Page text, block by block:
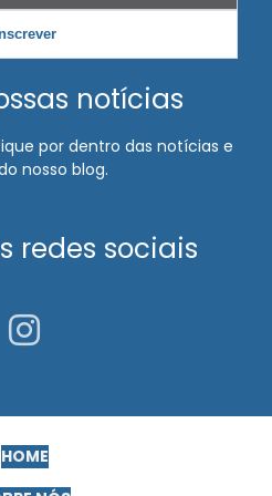
em altura
em altura
notícias
por dentro das notícias e
nosso blog.
redes sociais
HOME